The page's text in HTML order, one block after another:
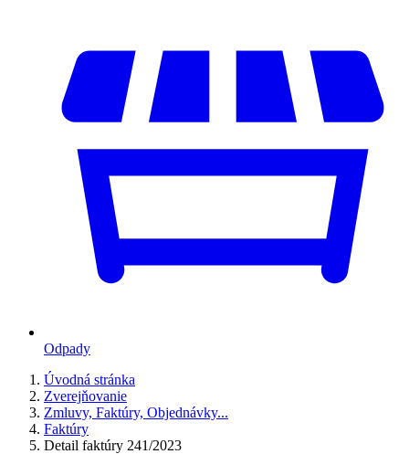
Odpady
Úvodná stránka
Zverejňovanie
Zmluvy, Faktúry, Objednávky...
Faktúry
Detail faktúry 241/2023